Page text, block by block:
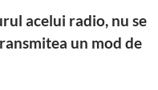
acelui radio, nu se
un mod de